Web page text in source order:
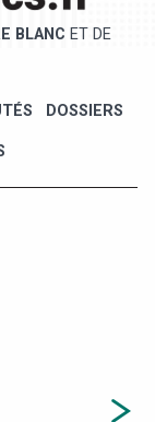
BLANC ET DE
DOSSIERS